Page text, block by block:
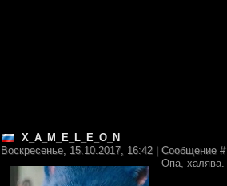
X_A_M_E_L_E_O_N
Воскресенье, 15.10.2017, 16:42 | Сообщение #
Опа, халява.